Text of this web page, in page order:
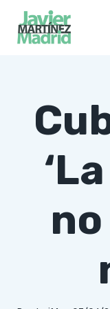
Saltar